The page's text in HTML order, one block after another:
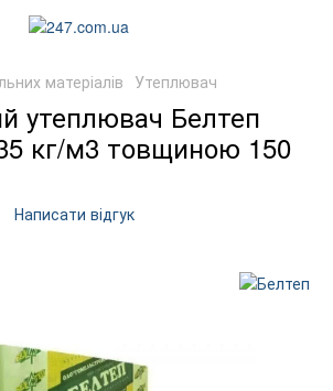
матеріалів Утеплювач
утеплювач Белтеп
кг/м3 товщиною 150
Написати відгук